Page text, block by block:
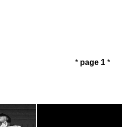
* page 1 *